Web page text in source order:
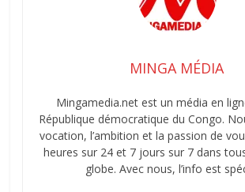
MINGA MÉDIA
Mingamedia.net est un média en
République démocratique du Congo.
vocation, l’ambition et la passion de
heures sur 24 et 7 jours sur 7 dans
globe. Avec nous, l’info est